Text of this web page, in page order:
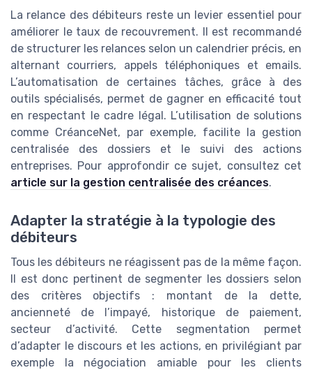
La relance des débiteurs reste un levier essentiel pour
améliorer le taux de recouvrement. Il est recommandé
de structurer les relances selon un calendrier précis, en
alternant courriers, appels téléphoniques et emails.
L’automatisation de certaines tâches, grâce à des
outils spécialisés, permet de gagner en efficacité tout
en respectant le cadre légal. L’utilisation de solutions
comme CréanceNet, par exemple, facilite la gestion
centralisée des dossiers et le suivi des actions
entreprises. Pour approfondir ce sujet, consultez cet
article sur la gestion centralisée des créances.
Adapter la stratégie à la typologie des
débiteurs
Tous les débiteurs ne réagissent pas de la même façon.
Il est donc pertinent de segmenter les dossiers selon
des critères objectifs : montant de la dette,
ancienneté de l’impayé, historique de paiement,
secteur d’activité. Cette segmentation permet
d’adapter le discours et les actions, en privilégiant par
exemple la négociation amiable pour les clients